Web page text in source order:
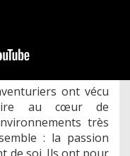
ont vécu
au cœur de
très
: la passion
de soi. Ils ont pour